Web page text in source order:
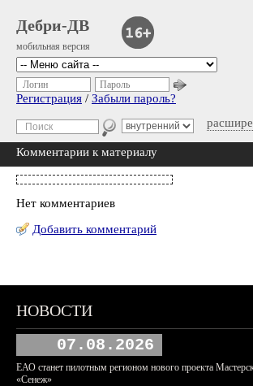
Дебри-ДВ
мобильная версия
Логин Пароль
Регистрация / Забыли пароль?
Комментарии к материалу
Нет комментариев
Добавить комментарий
НОВОСТИ
07.08.2026
ЕАО станет пилотным регионом нового проекта
«Сенеж»